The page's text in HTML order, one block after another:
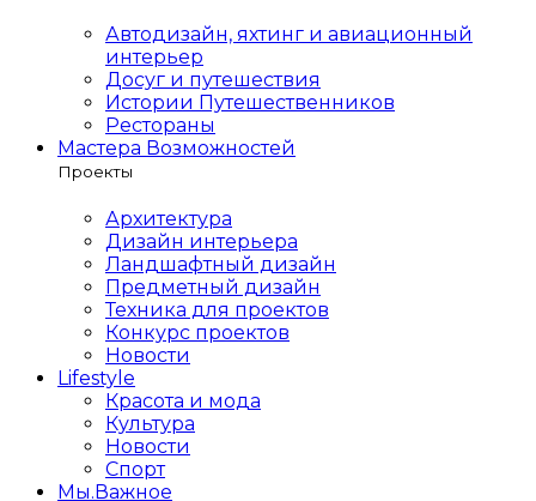
Автодизайн, яхтинг и авиационный
интерьер
Досуг и путешествия
Истории Путешественников
Рестораны
Мастера Возможностей
Проекты
Архитектура
Дизайн интерьера
Ландшафтный дизайн
Предметный дизайн
Техника для проектов
Конкурс проектов
Новости
Lifestyle
Красота и мода
Культура
Новости
Спорт
Мы.Важное